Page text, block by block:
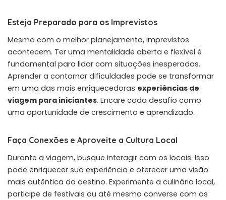
Esteja Preparado para os Imprevistos
Mesmo com o melhor planejamento, imprevistos
acontecem. Ter uma mentalidade aberta e flexível é
fundamental para lidar com situações inesperadas.
Aprender a contornar dificuldades pode se transformar
em uma das mais enriquecedoras experiências de
viagem para iniciantes. Encare cada desafio como
uma oportunidade de crescimento e aprendizado.
Faça Conexões e Aproveite a Cultura Local
Durante a viagem, busque interagir com os locais. Isso
pode enriquecer sua experiência e oferecer uma visão
mais autêntica do destino. Experimente a culinária local,
participe de festivais ou até mesmo converse com os